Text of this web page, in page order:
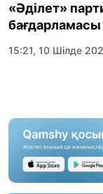
«Әділет»
бағдарламасы
15:21, 10 Шілде